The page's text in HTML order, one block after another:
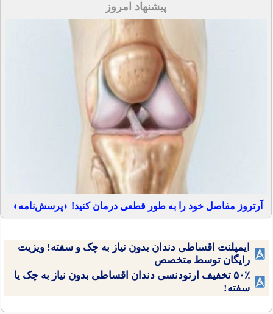
پیشنهاد امروز
آرتروز مفاصل خود را به طور قطعی درمان کنید! ◗پرسش‌نامه◖
ایمپلنت اقساطی دندان بدون نیاز به چک و سفته! ویزیت
رایگان توسط متخصص
۵۰٪ تخفیف ارتودنسی دندان اقساطی بدون نیاز به چک یا
سفته!